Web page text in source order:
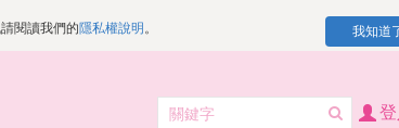
閱讀我們的隱私權說明 。 我知道